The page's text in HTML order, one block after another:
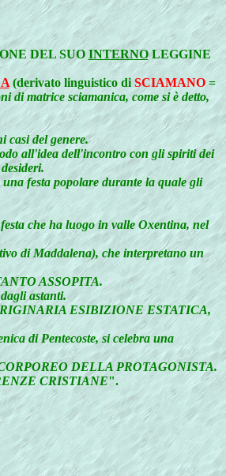
DEL SUOINTERNOLEGGINE
(derivato linguistico di SCIAMANO=
di matrice sciamanica, come si è detto,
casi del genere.
all'idea dell'incontro con gli spiriti dei
festa popolare durante la quale gli
che ha luogo in valle Oxentina, nel
di Maddalena), che interpretano un
ASSOPITA.
astanti.
ESIBIZIONE ESTATICA,
di Pentecoste, si celebra una
DELLA PROTAGONISTA.
CRISTIANE".